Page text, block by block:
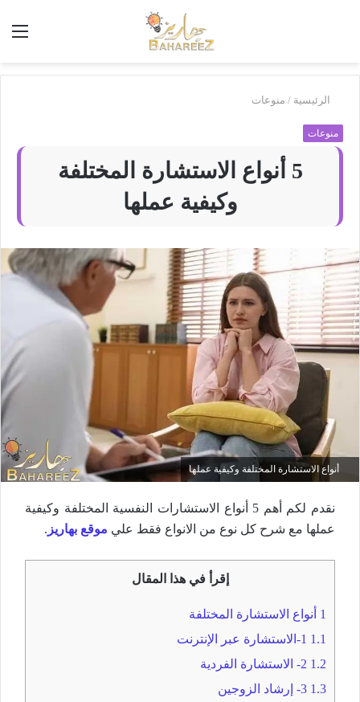
بَهاريز
الرئيسية / منوعات
منوعات
5 أنواع الاستشارة المختلفة
وكيفية عملها
أنواع الاستشارة المختلفة وكيفية عملها
نقدم لكم أهم 5 أنواع الاستشارات النفسية المختلفة وكيفية
عملها مع شرح كل نوع من الانواع فقط علي موقع بهاريز .
إقرأ في هذا المقال
1 أنواع الاستشارة المختلفة
1.1
1.2
1.3